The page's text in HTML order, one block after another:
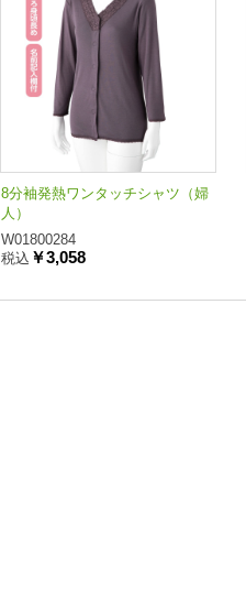
8分袖発熱ワンタッチシャツ（婦
人）
W01800284
税込 ￥3,058